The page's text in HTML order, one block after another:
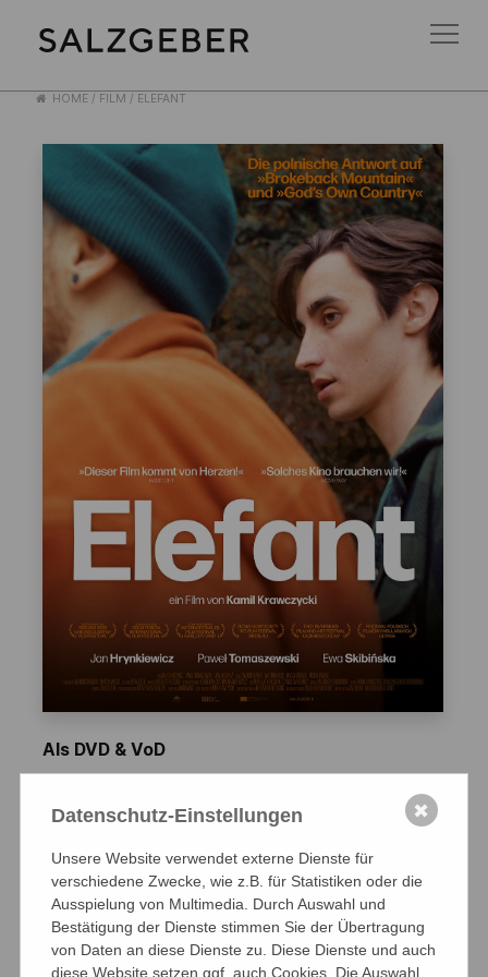
HOME/ FILM / ELEFANT
Als DVD & VoD
ein Film von Kamil Krawczycki
Polen 2022, 93 Minuten, polnische
Originalfassung mit deutschen Untertiteln
Kinostart: 24. August 2023
Datenschutz-Einstellungen
Unsere Website verwendet externe Dienste für
verschiedene Zwecke, wie z.B. für Statistiken oder die
Ausspielung von Multimedia. Durch Auswahl und
Bestätigung der Dienste stimmen Sie der Übertragung
von Daten an diese Dienste zu. Diese Dienste und auch
diese Website setzen ggf. auch Cookies. Die Auswahl
✖